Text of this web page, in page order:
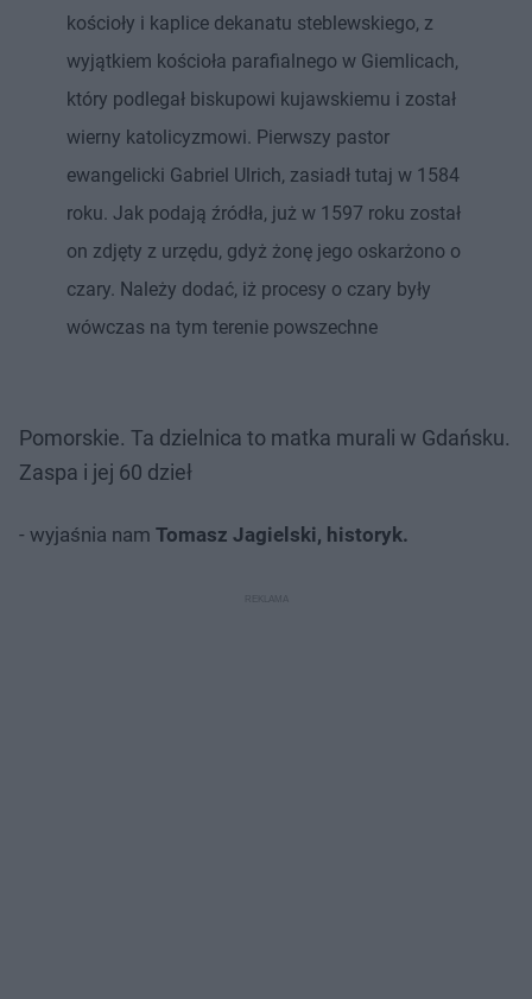
kościoły i kaplice dekanatu steblewskiego, z
wyjątkiem kościoła parafialnego w Giemlicach,
który podlegał biskupowi kujawskiemu i został
wierny katolicyzmowi. Pierwszy pastor
ewangelicki Gabriel Ulrich, zasiadł tutaj w 1584
roku. Jak podają źródła, już w 1597 roku został
on zdjęty z urzędu, gdyż żonę jego oskarżono o
czary. Należy dodać, iż procesy o czary były
wówczas na tym terenie powszechne
Pomorskie. Ta dzielnica to matka murali w Gdańsku.
Zaspa i jej 60 dzieł
- wyjaśnia nam Tomasz Jagielski, historyk.